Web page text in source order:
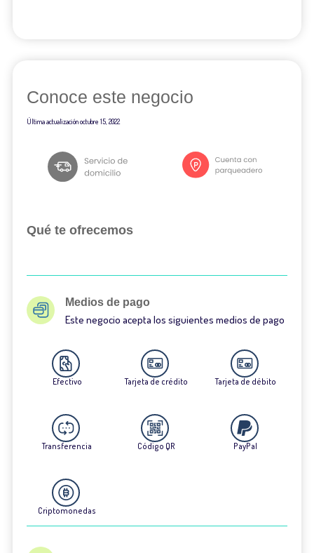
Conoce este negocio
Última actualizaciónoctubre 15, 2022
Qué te ofrecemos
Medios de pago
Este negocio acepta los siguientes medios de pago
Efectivo Tarjeta de crédito Tarjeta de débito
Transferencia Código QR PayPal
Criptomonedas